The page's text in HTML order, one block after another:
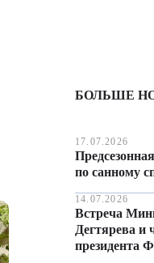
БОЛЬШЕ
17.07.2026
по санному
14.07.2026
Встреча
Дегтярева
президента